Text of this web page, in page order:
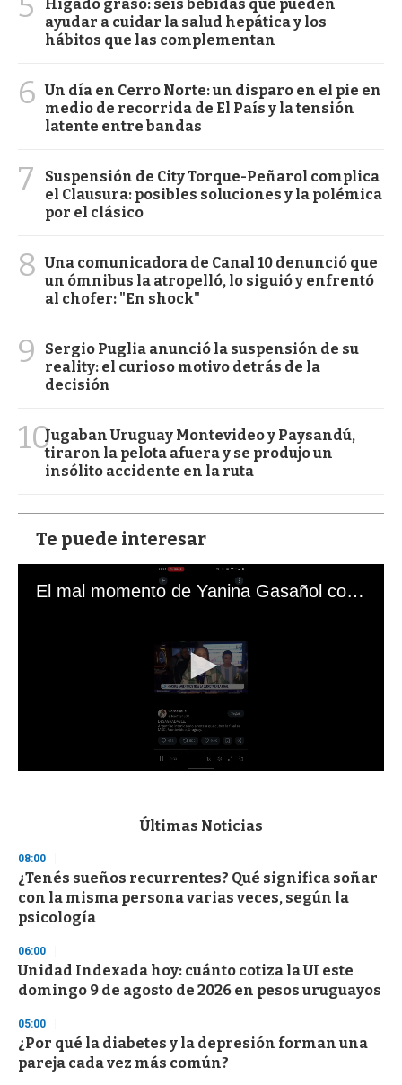
Hígado graso: seis bebidas que pueden
ayudar a cuidar la salud hepática y los
hábitos que las complementan
6 Un día en Cerro Norte: un disparo en el pie en
medio de recorrida de El País y la tensión
latente entre bandas
7
Suspensión de City Torque-Peñarol complica
el Clausura: posibles soluciones y la polémica
por el clásico
8 Una comunicadora de Canal 10 denunció que
un ómnibus la atropelló, lo siguió y enfrentó
al chofer: "En shock"
9
Sergio Puglia anunció la suspensión de su
reality: el curioso motivo detrás de la
decisión
10Jugaban Uruguay Montevideo y Paysandú,
tiraron la pelota afuera y se produjo un
insólito accidente en la ruta
Te puede interesar
El mal momento de Yanina Gasañol con un hincha argentino en "Subrayado"
s
d
s
o
f
3
s
e
c
o
d
Últimas Noticias
08:00
¿Tenés sueños recurrentes? Qué significa soñar
con la misma persona varias veces, según la
psicología
06:00
Unidad Indexada hoy: cuánto cotiza la UI este
domingo 9 de agosto de 2026 en pesos uruguayos
05:00
¿Por qué la diabetes y la depresión forman una
pareja cada vez más común?